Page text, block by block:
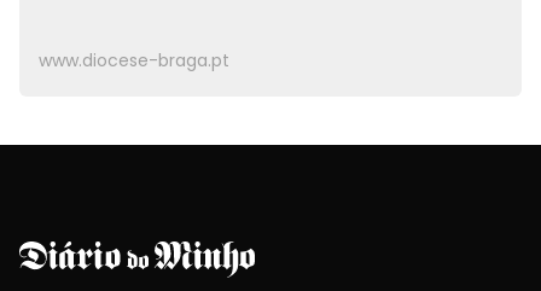
www.diocese-braga.pt